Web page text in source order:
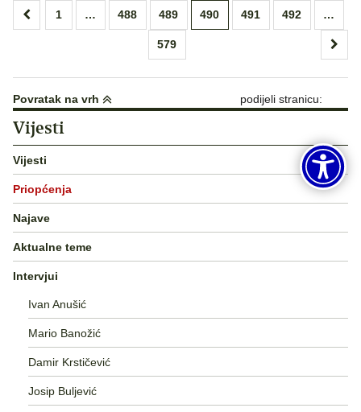
Brojevi
1 … 488 489 490 491 492 …
579
Povratak na vrh podijeli stranicu:
Vijesti
Vijesti
Priopćenja
Najave
Aktualne teme
Intervjui
Ivan Anušić
Mario Banožić
Damir Krstičević
Josip Buljević